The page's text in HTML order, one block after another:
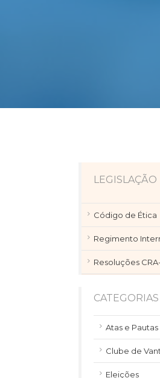
LEGISLAÇÃO
Código de Ética
Regimento
Resoluções
CATEGORIAS
Atas e
Clube de
Eleições